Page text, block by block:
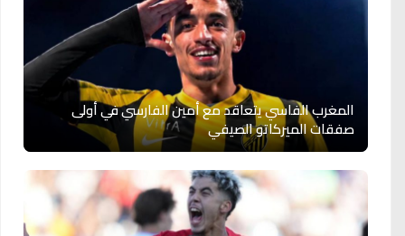
المغرب الفاسي يتعاقد مع أمين الفارسي في أولى
صفقات الميركاتو الصيفي